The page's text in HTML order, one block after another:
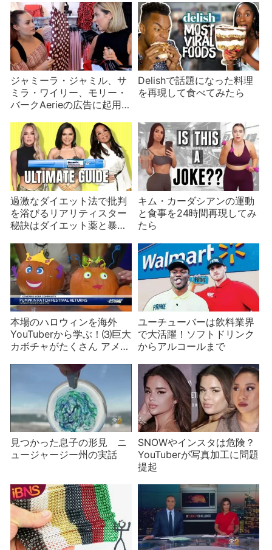
ジャミーラ・ジャミル、サ
ミラ・ワイリー、モリー・
バークAerieの広告に起用さ
Delishで話題になった料理
を再現して食べてみたら
過激なダイエット法で批判
を浴びるリアリティスター
秘訣はダイエット薬と暴露
キム・カーダシアンの運動
と食事を24時間再現してみ
たら
本場のハロウィンを海外
YouTuberから学ぶ！⑶巨大
カボチャがたくさん アメリ
ユーチューバーは飲料業界
で大活躍！ソフトドリンク
からアルコールまで
見つかった息子の形見 ニ
ュージャージー州の実話
SNOWやインスタは危険？
YouTuberが写真加工に問題
提起